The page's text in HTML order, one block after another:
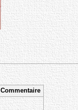
Commentaire